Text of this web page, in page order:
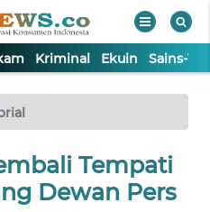
Kriminal Ekuin Sains-
Tempati
Dewan Pers